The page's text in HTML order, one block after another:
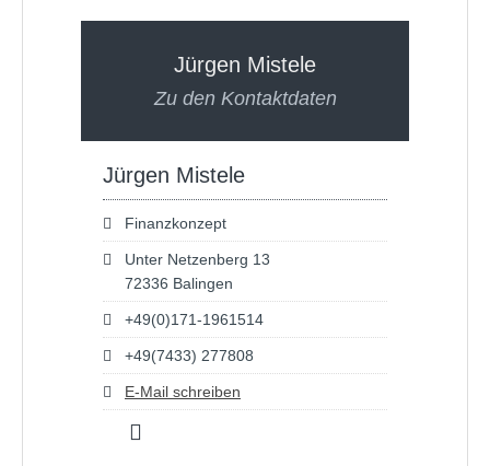
Jürgen Mistele
Zu den Kontaktdaten
Jürgen Mistele
Finanzkonzept
Unter Netzenberg 13
72336 Balingen
+49(0)171-1961514
+49(7433) 277808
E-Mail schreiben